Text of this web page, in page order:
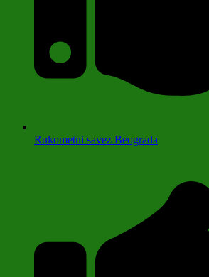
Rukometni savez Beograda